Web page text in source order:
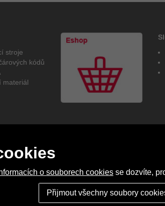
stroje
kódů
materiál
Up-net Multimedia
o souborech cookies se dozvíte,
Přijmout všechny soubory